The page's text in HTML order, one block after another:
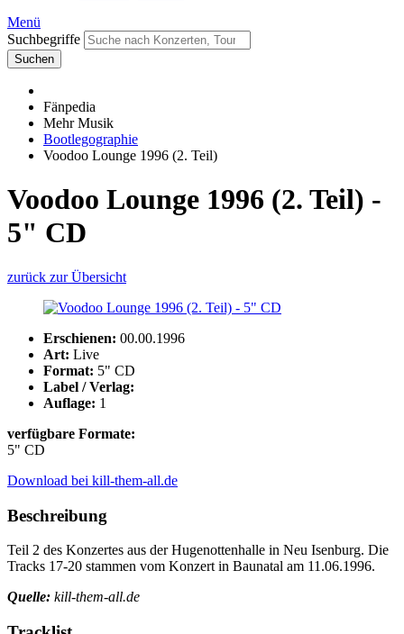
Menü
Suchbegriffe
Suchen
Fänpedia
Mehr Musik
Bootlegographie
Voodoo Lounge 1996 (2. Teil)
Voodoo Lounge 1996 (2. Teil) -
5" CD
zurück zur Übersicht
Erschienen: 00.00.1996
Art: Live
Format: 5" CD
Label / Verlag:
Auflage: 1
verfügbare Formate:
5" CD
Download bei kill-them-all.de
Beschreibung
Teil 2 des Konzertes aus der Hugenottenhalle in Neu Isenburg. Die
Tracks 17-20 stammen vom Konzert in Baunatal am 11.06.1996.
Quelle: kill-them-all.de